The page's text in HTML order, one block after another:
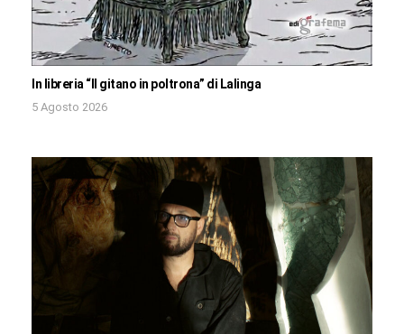
In libreria “Il gitano in poltrona” di Lalinga
5 Agosto 2026